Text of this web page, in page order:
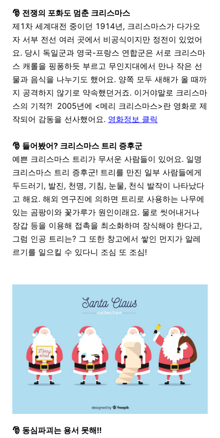
🎅 전쟁의 포화도 멈춘 크리스마스
제1차 세계대전 중이던 1914년, 크리스마스가 다가오
자 서부 전선 여러 곳에서 비공식이지만 정전이 있었어
요. 당시 독일군과 영국-프랑스 연합군은 서로 크리스마
스 캐롤을 핑퐁하듯 부르고 무인지대에서 만나 작은 선
물과 음식을 나누기도 했어요. 양쪽 모두 새해가 올 때까
지 공격하지 않기로 약속했던거죠. 이거야말로 크리스마
스의 기적?! 2005년에 <메리 크리스마스>란 영화로 제
작되어 감동을 선사했어요. 영화정보 클릭
🎅 들어봤어? 크리스마스 트리 증후군
예쁜 크리스마스 트리가 무서운 사람들이 있어요. 일명
크리스마스 트리 증후군! 트리를 만진 일부 사람들에게
두드러기, 발진, 천명, 기침, 눈물, 천식 발작이 나타났다
고 해요. 해외 연구진에 의하면 트리로 사용하는 나무에
있는 곰팡이와 꽃가루가 원인이래요. 물로 씻어내거나
장갑 등을 이용해 접촉을 최소화하며 장식해야 한다고,
그럼 인공 트리는? 그 또한 창고에서 쌓인 먼지가 알레
르기를 일으킬 수 있다니 조심 또 조심!
🎅 동심파괴는 용서 못해!!